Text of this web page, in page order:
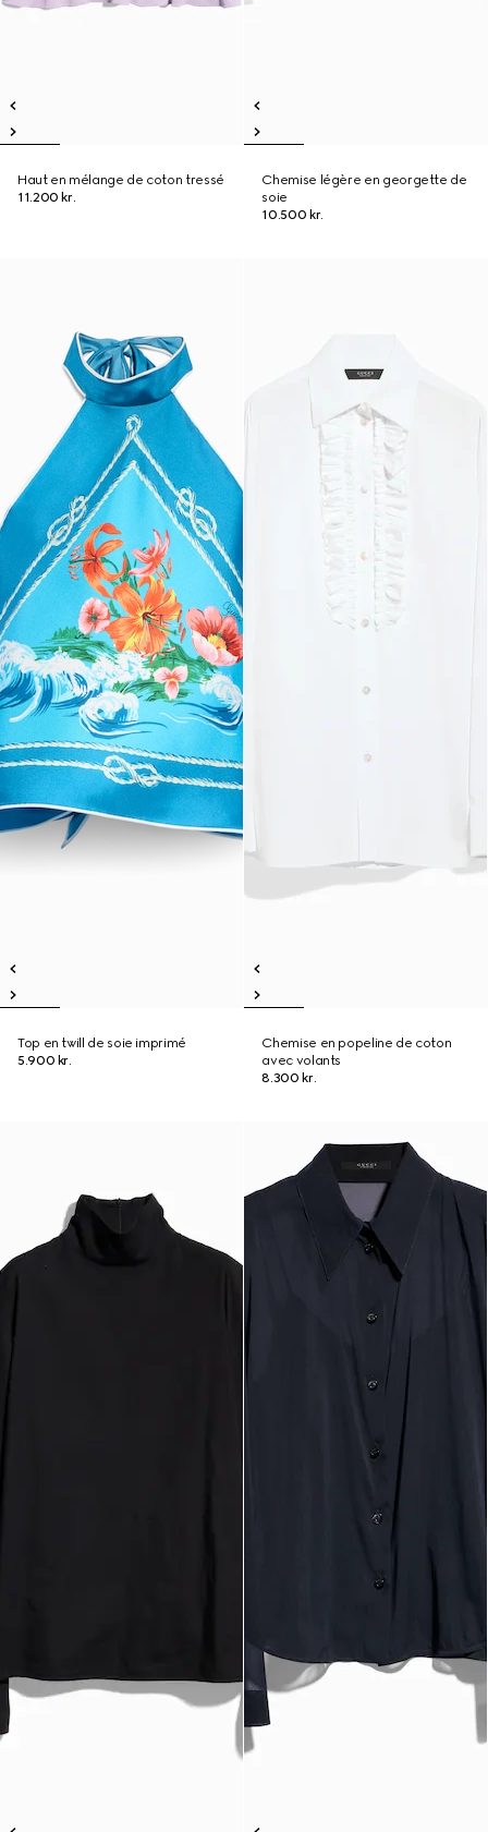
Haut en mélange de coton tressé
11.200 kr.
Chemise légère en georgette de
soie
10.500 kr.
Top en twill de soie imprimé
5.900 kr.
Chemise en popeline de coton
avec volants
8.300 kr.